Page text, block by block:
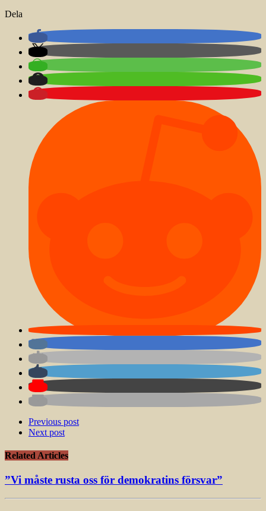
Dela
Previous post
Next post
Related Articles
”Vi måste rusta oss för demokratins försvar”